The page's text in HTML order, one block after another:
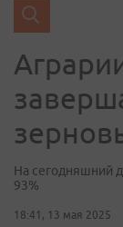
На сегодняшний
93%
18:41, 13 мая 2025